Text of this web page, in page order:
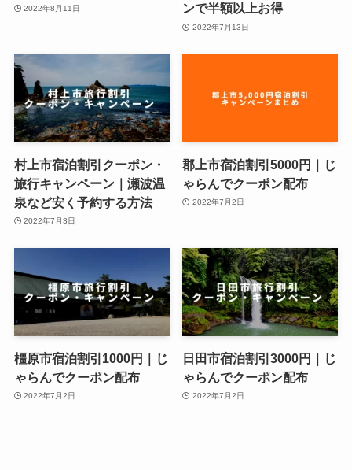
2022年8月11日
ンで半額以上お得
2022年7月13日
村上市宿泊割引クーポン・
旅行キャンペーン｜瀬波温
泉など安く予約する方法
2022年7月3日
郡上市宿泊割引5000円｜じ
ゃらんでクーポン配布
2022年7月2日
橿原市宿泊割引1000円｜じ
ゃらんでクーポン配布
2022年7月2日
日田市宿泊割引3000円｜じ
ゃらんでクーポン配布
2022年7月2日